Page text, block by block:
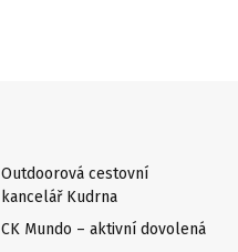
Outdoorová cestovní
kancelář Kudrna
CK Mundo – aktivní dovolená